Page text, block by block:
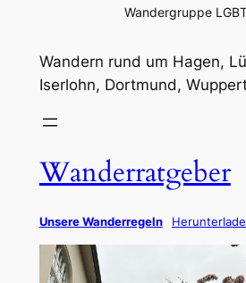
Wandergruppe
Wandern rund um Hagen,
Iserlohn, Dortmund,
Wanderratgeber
Unsere Wanderregeln